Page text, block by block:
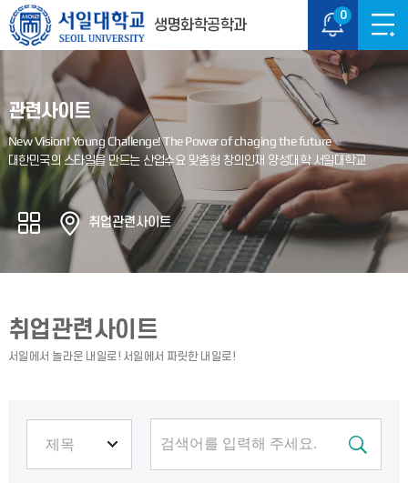
0
생명화학공학과
관련사이트
취업관련사이트
취업관련사이트